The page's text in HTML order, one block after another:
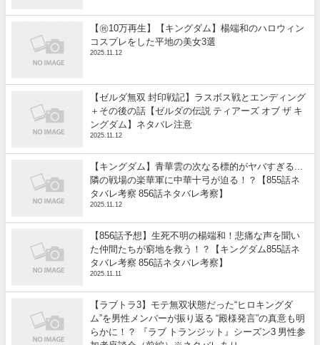
【㊗️10万再生】【キングダム】楊端和のハロウィン
コスプレをした平地の美女3選
2025.11.12
【ゼルダ無双 封印戦記】ラスボス戦とエンディング
＋その後の話【ゼルダの伝説 ティアーズ オブ ザ キ
ングダム】ネタバレ注意
2025.11.12
【キングダム】青華雲の次なる標的がヤバすぎる...
隣の戦場の楽華軍に中華十弓が迫る！？【855話ネ
タバレ考察 856話ネタバレ考察】
2025.11.12
【856話予想】生死不明の楊端和！悲痛な声を聞い
た仲間たちが窮地を救う！？【キングダム855話ネ
タバレ考察 856話ネタバレ考察】
2025.11.11
【ラブトラ3】モテ無双状態だった“ヒロキングダ
ム”を男性メンバーが振り返る “殿様発言”の真意も明
らかに！？ 『ラブ トランジット』シーズン3 男性参